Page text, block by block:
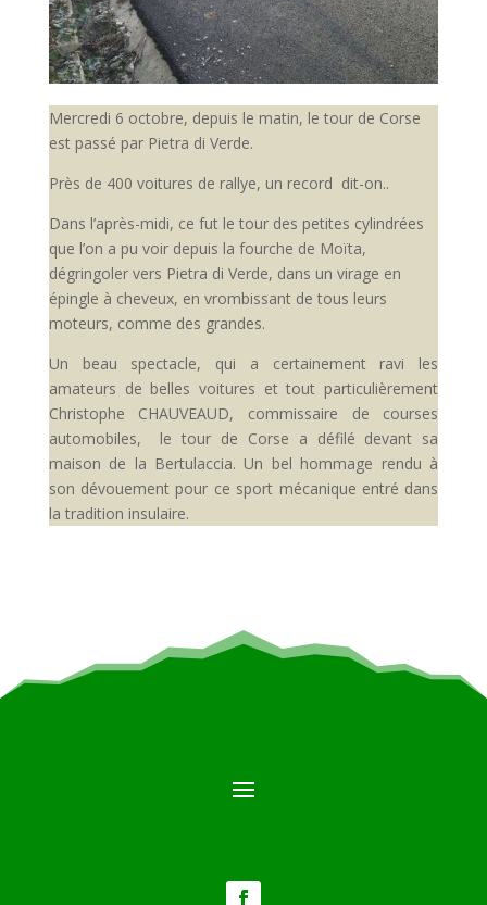
Mercredi 6 octobre, depuis le matin, le tour de Corse
est passé par Pietra di Verde.
Près de 400 voitures de rallye, un record dit-on..
Dans l’après-midi, ce fut le tour des petites cylindrées
que l’on a pu voir depuis la fourche de Moïta,
dégringoler vers Pietra di Verde, dans un virage en
épingle à cheveux, en vrombissant de tous leurs
moteurs, comme des grandes.
Un beau spectacle, qui a certainement ravi les
amateurs de belles voitures et tout particulièrement
Christophe CHAUVEAUD, commissaire de courses
automobiles, le tour de Corse a défilé devant sa
maison de la Bertulaccia. Un bel hommage rendu à
son dévouement pour ce sport mécanique entré dans
la tradition insulaire.